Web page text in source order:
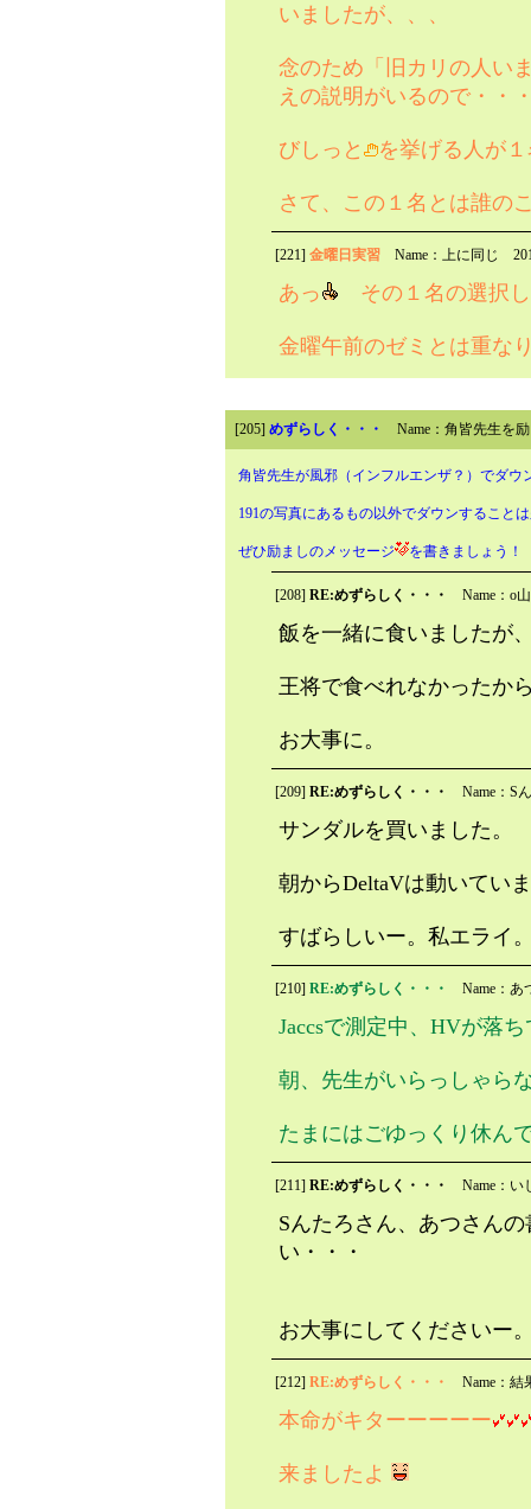
いましたが、、、
念のため「旧カリの人い
えの説明がいるので・・
びしっと を挙げる人が
さて、この１名とは誰の
[221] 金曜日実習 Name：上に同じ
あっ その１名の選択
金曜午前のゼミとは重な
[205] めずらしく・・・ Name：角皆先生を
角皆先生が風邪（インフルエンザ？）でダウ
191の写真にあるもの以外でダウンすること
ぜひ励ましのメッセージ を書きましょう！
[208] RE:めずらしく・・・ Name：o山
飯を一緒に食いましたが
王将で食べれなかったか
お大事に。
[209] RE:めずらしく・・・ Name：S
サンダルを買いました。
朝からDeltaVは動いてい
すばらしいー。私エライ
[210] RE:めずらしく・・・ Name：あ
Jaccsで測定中、HVが落
朝、先生がいらっしゃら
たまにはごゆっくり休ん
[211] RE:めずらしく・・・ Name：い
Sんたろさん、あつさん
い・・・
お大事にしてくださいー
[212] RE:めずらしく・・・ Name：結
本命がキターーーーー
来ましたよ